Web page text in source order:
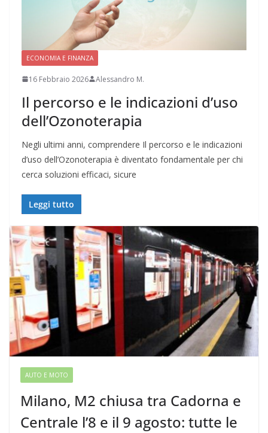
ECONOMIA E FINANZA
16 Febbraio 2026 Alessandro M.
Il percorso e le indicazioni d’uso
dell’Ozonoterapia
Negli ultimi anni, comprendere Il percorso e le indicazioni
d’uso dell’Ozonoterapia è diventato fondamentale per chi
cerca soluzioni efficaci, sicure
Leggi tutto
AUTO E MOTO
Milano, M2 chiusa tra Cadorna e
Centrale l’8 e il 9 agosto: tutte le